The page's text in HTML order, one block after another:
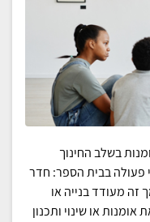
בשלב החינוך
פעולה בבית הספר: חדר
זה מעודד בנייה או
או שינוי ותכנון